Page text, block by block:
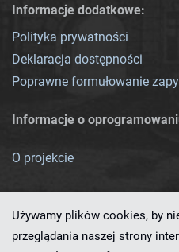
Informacje dodatkowe:
Polityka prywatności
Deklaracja dostępności
Poprawne formułowanie
Informacje o
O projekcie
Używamy plików cookies, by
przeglądania naszej strony